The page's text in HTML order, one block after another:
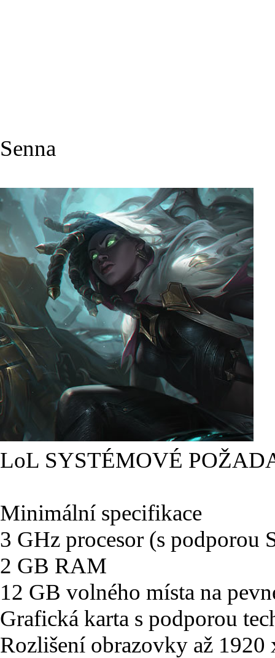
Senna
LoL SYSTÉMOVÉ
Minimální specifikace
3 GHz procesor (s podporou
2 GB RAM
12 GB volného místa na
Grafická karta s podporou
Rozlišení obrazovky až 1920